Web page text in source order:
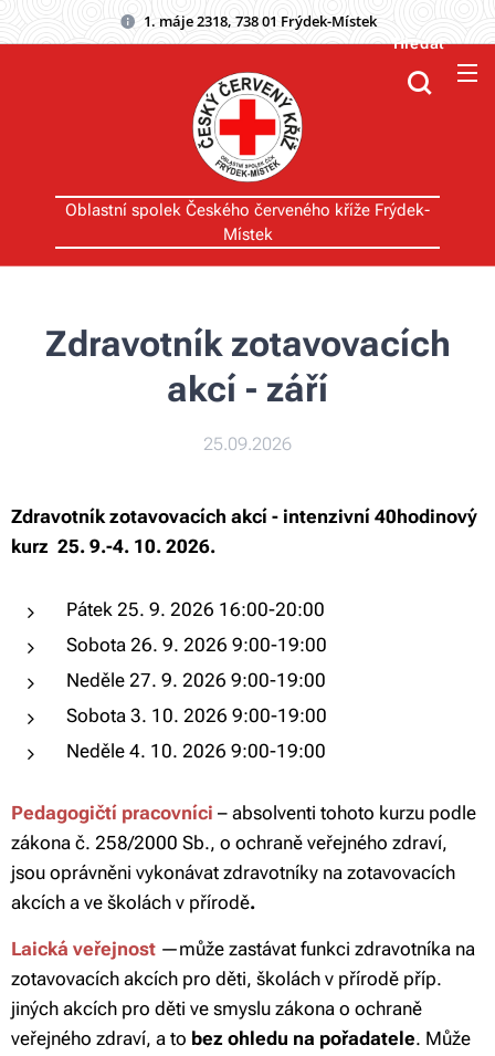
1. máje 2318, 738 01 Frýdek-Místek
Oblastní spolek Českého červeného kříže Frýdek-
Místek
Hledat
Zdravotník zotavovacích
akcí - září
25.09.2026
Zdravotník zotavovacích akcí - intenzivní 40hodinový
kurz 25. 9.-4. 10. 2026.
Pátek 25. 9. 2026 16:00-20:00
Sobota 26. 9. 2026 9:00-19:00
Neděle 27. 9. 2026 9:00-19:00
Sobota 3. 10. 2026 9:00-19:00
Neděle 4. 10. 2026 9:00-19:00
Pedagogičtí pracovníci – absolventi tohoto kurzu podle
zákona č. 258/2000 Sb., o ochraně veřejného zdraví,
jsou oprávněni vykonávat zdravotníky na zotavovacích
akcích a ve školách v přírodě.
Laická veřejnost —může zastávat funkci zdravotníka na
zotavovacích akcích pro děti, školách v přírodě příp.
jiných akcích pro děti ve smyslu zákona o ochraně
veřejného zdraví, a to bez ohledu na pořadatele. Může